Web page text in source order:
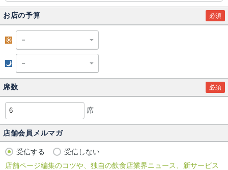
お店の予算 必須
席数 必須
席
店舗会員メルマガ
受信する
受信しない
店舗ページ編集のコツや、独自の飲食店業界ニュース、新サービス